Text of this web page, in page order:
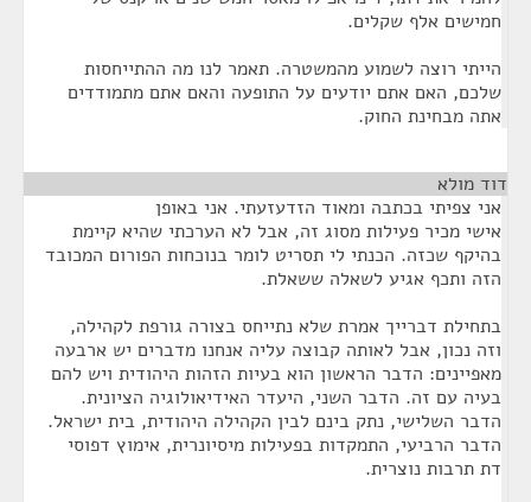
חמישים אלף שקלים.
הייתי רוצה לשמוע מהמשטרה. תאמר לנו מה ההתייחסות
שלכם, האם אתם יודעים על התופעה והאם אתם מתמודדים
אתה מבחינת החוק.
דוד מולא
אני צפיתי בכתבה ומאוד הזדעזעתי. אני באופן
אישי מכיר פעילות מסוג זה, אבל לא הערכתי שהיא קיימת
בהיקף שכזה. הכנתי לי תסריט לומר בנוכחות הפורום המכובד
הזה ותכף אגיע לשאלה ששאלת.
בתחילת דברייך אמרת שלא נתייחס בצורה גורפת לקהילה,
וזה נכון, אבל לאותה קבוצה עליה אנחנו מדברים יש ארבעה
מאפיינים: הדבר הראשון הוא בעיות הזהות היהודית ויש להם
בעיה עם זה. הדבר השני, היעדר האידיאולוגיה הציונית.
הדבר השלישי, נתק בינם לבין הקהילה היהודית, בית ישראל.
הדבר הרביעי, התמקדות בפעילות מיסיונרית, אימוץ דפוסי
דת תרבות נוצרית.